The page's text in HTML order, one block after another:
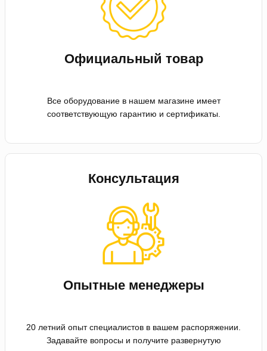
Официальный товар
Все оборудование в нашем магазине имеет
соответствующую гарантию и сертификаты.
Консультация
Опытные менеджеры
20 летний опыт специалистов в вашем распоряжении.
Задавайте вопросы и получите развернутую